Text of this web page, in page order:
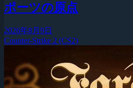
ポーツの原点
2026年8月9日
Counter-Strike 2 (CS2)